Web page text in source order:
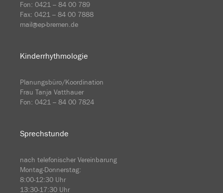
Fon:0421 – 84 00 789
Fax: 0421 – 84 00 7888
mail@ep-bremen.de
Kinderrhythmologie
Planungsbüro/Koordination
Frau Tanja Vatthauer
Fon: 0421 – 84 00 7824
Sprechstunde
nach telefonischer Vereinbarung
Montag-Donnerstag:
8:00-12:30 Uhr
13:30-17:30 Uhr